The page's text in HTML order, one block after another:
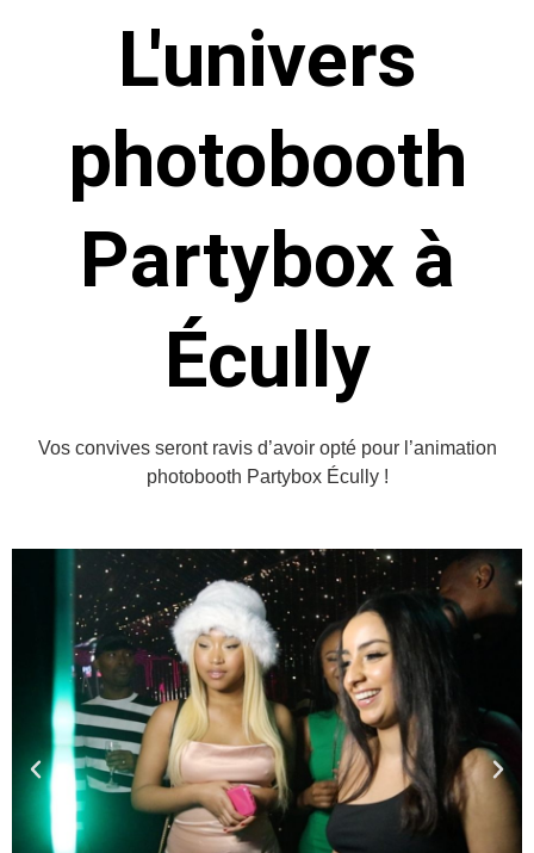
L'univers
photobooth
Partybox à
Écully
Vos convives seront ravis d’avoir opté pour l’animation
photobooth Partybox Écully!